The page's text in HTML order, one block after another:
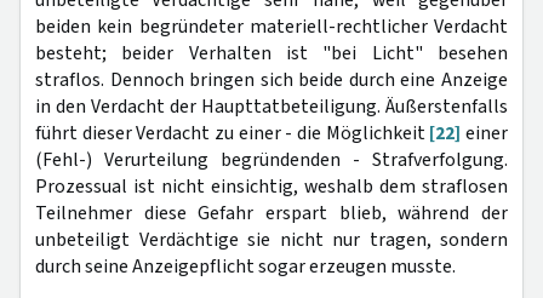
beiden kein begründeter materiell-rechtlicher Verdacht
besteht; beider Verhalten ist "bei Licht" besehen
straflos. Dennoch bringen sich beide durch eine Anzeige
in den Verdacht der Haupttatbeteiligung. Äußerstenfalls
führt dieser Verdacht zu einer - die Möglichkeit[22] einer
(Fehl-) Verurteilung begründenden - Strafverfolgung.
Prozessual ist nicht einsichtig, weshalb dem straflosen
Teilnehmer diese Gefahr erspart blieb, während der
unbeteiligt Verdächtige sie nicht nur tragen, sondern
durch seine Anzeigepflicht sogar erzeugen musste.